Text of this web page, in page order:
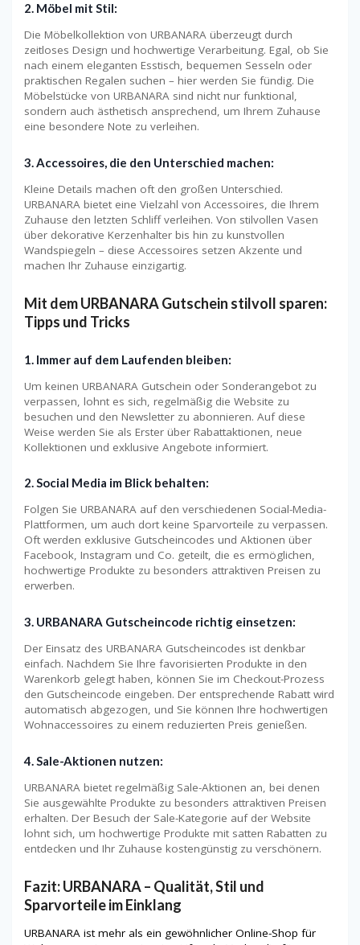
2. Möbel mit Stil:
Die Möbelkollektion von URBANARA überzeugt durch
zeitloses Design und hochwertige Verarbeitung. Egal, ob Sie
nach einem eleganten Esstisch, bequemen Sesseln oder
praktischen Regalen suchen – hier werden Sie fündig. Die
Möbelstücke von URBANARA sind nicht nur funktional,
sondern auch ästhetisch ansprechend, um Ihrem Zuhause
eine besondere Note zu verleihen.
3. Accessoires, die den Unterschied machen:
Kleine Details machen oft den großen Unterschied.
URBANARA bietet eine Vielzahl von Accessoires, die Ihrem
Zuhause den letzten Schliff verleihen. Von stilvollen Vasen
über dekorative Kerzenhalter bis hin zu kunstvollen
Wandspiegeln – diese Accessoires setzen Akzente und
machen Ihr Zuhause einzigartig.
Mit dem URBANARA Gutschein stilvoll sparen:
Tipps und Tricks
1. Immer auf dem Laufenden bleiben:
Um keinen URBANARA Gutschein oder Sonderangebot zu
verpassen, lohnt es sich, regelmäßig die Website zu
besuchen und den Newsletter zu abonnieren. Auf diese
Weise werden Sie als Erster über Rabattaktionen, neue
Kollektionen und exklusive Angebote informiert.
2. Social Media im Blick behalten:
Folgen Sie URBANARA auf den verschiedenen Social-Media-
Plattformen, um auch dort keine Sparvorteile zu verpassen.
Oft werden exklusive Gutscheincodes und Aktionen über
Facebook, Instagram und Co. geteilt, die es ermöglichen,
hochwertige Produkte zu besonders attraktiven Preisen zu
erwerben.
3. URBANARA Gutscheincode richtig einsetzen:
Der Einsatz des URBANARA Gutscheincodes ist denkbar
einfach. Nachdem Sie Ihre favorisierten Produkte in den
Warenkorb gelegt haben, können Sie im Checkout-Prozess
den Gutscheincode eingeben. Der entsprechende Rabatt wird
automatisch abgezogen, und Sie können Ihre hochwertigen
Wohnaccessoires zu einem reduzierten Preis genießen.
4. Sale-Aktionen nutzen:
URBANARA bietet regelmäßig Sale-Aktionen an, bei denen
Sie ausgewählte Produkte zu besonders attraktiven Preisen
erhalten. Der Besuch der Sale-Kategorie auf der Website
lohnt sich, um hochwertige Produkte mit satten Rabatten zu
entdecken und Ihr Zuhause kostengünstig zu verschönern.
Fazit: URBANARA – Qualität, Stil und
Sparvorteile im Einklang
URBANARA ist mehr als ein gewöhnlicher Online-Shop für